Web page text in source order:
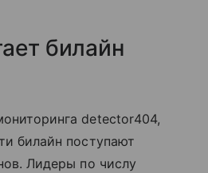
билайн
detector404,
билайн поступают
Лидеры по числу